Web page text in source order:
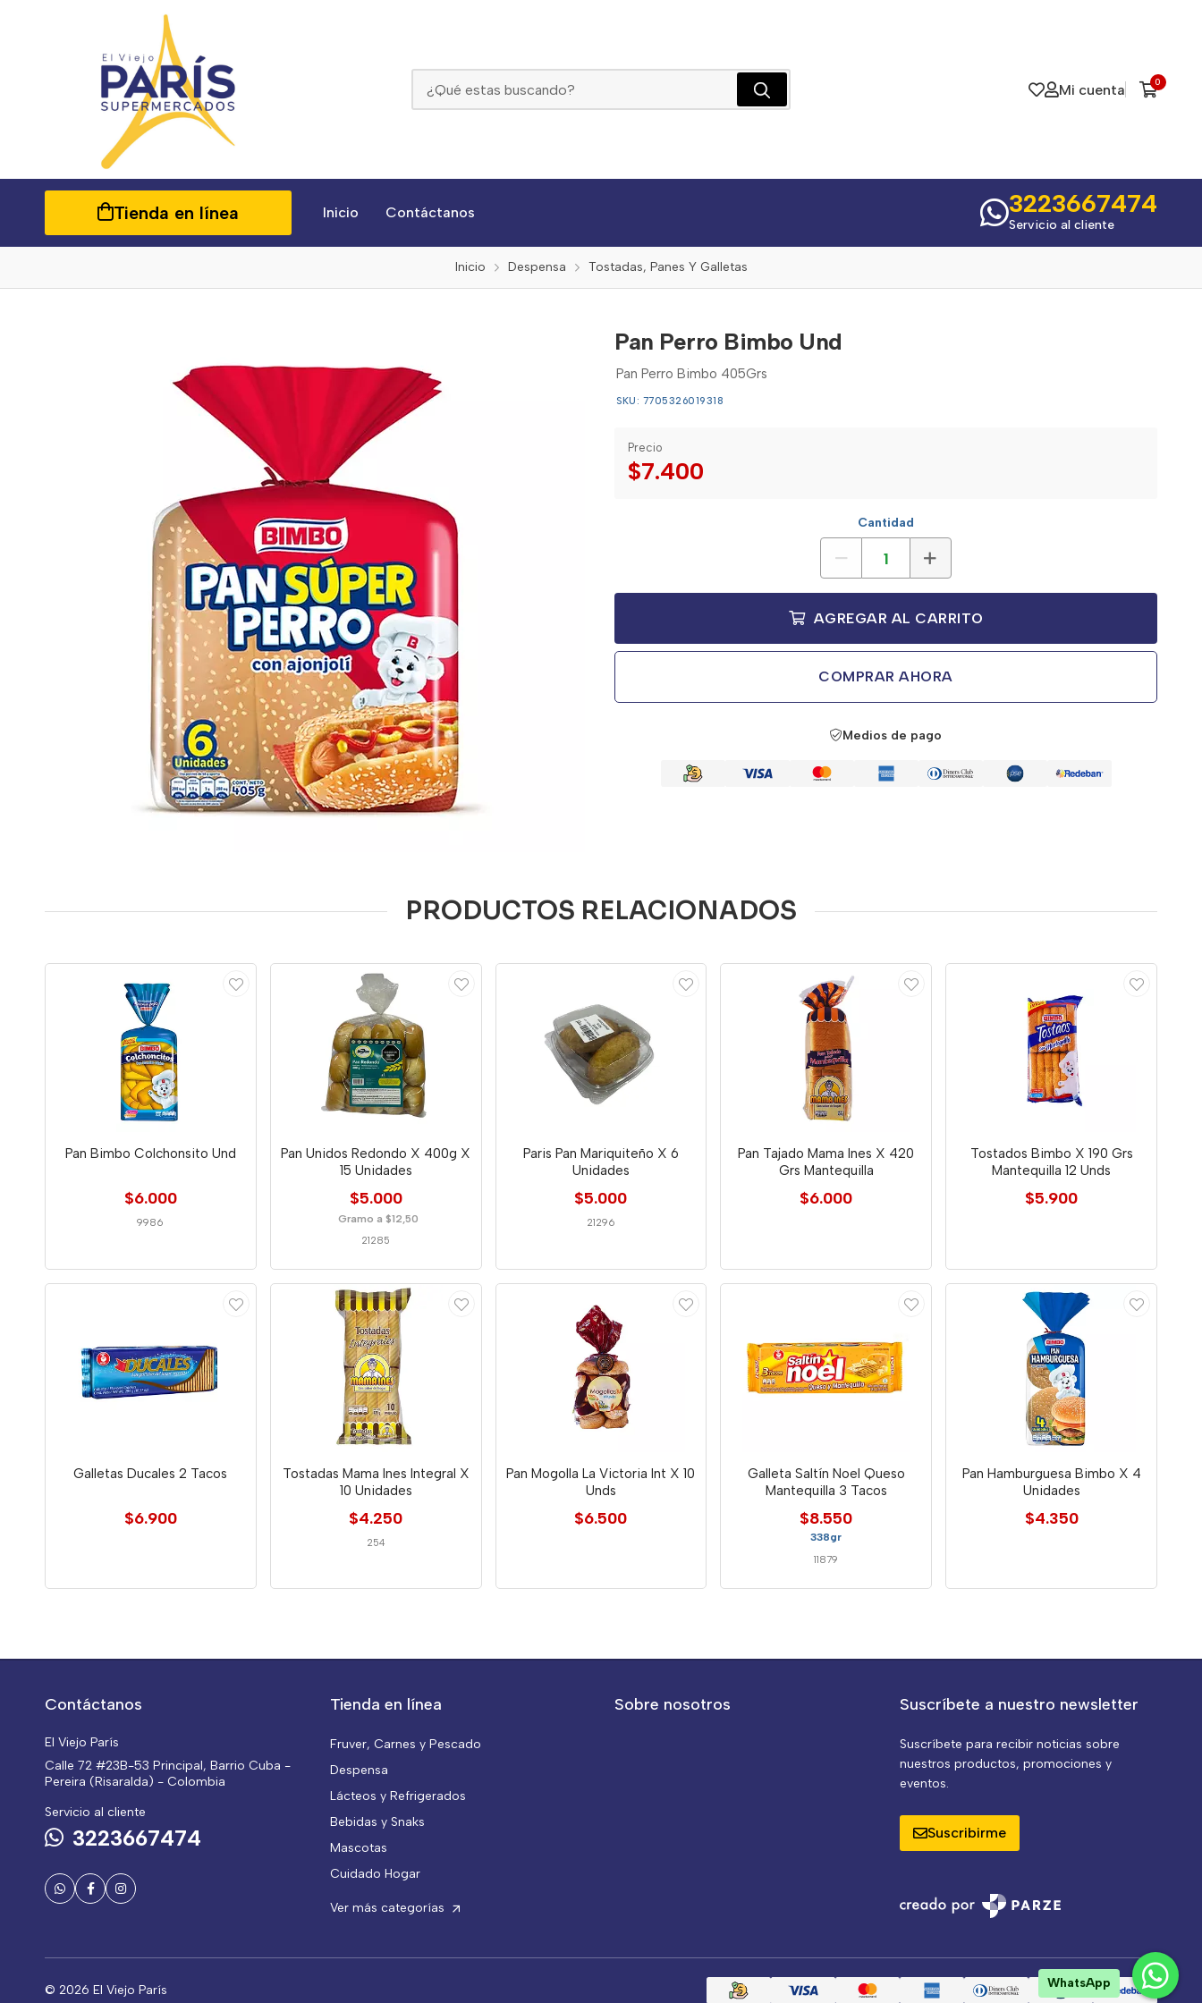
Mi cuenta 0
Tienda en línea Inicio Contáctanos 3223667474
Servicio al cliente
Inicio Despensa Tostadas, Panes Y Galletas
Pan Perro Bimbo Und
Pan Perro Bimbo 405Grs
SKU: 7705326019318
Precio
$7.400
Cantidad
AGREGAR AL CARRITO
COMPRAR AHORA
Medios de pago
PRODUCTOS RELACIONADOS
Pan Bimbo Colchonsito Und
$6.000
9986
Pan Unidos Redondo X 400g X
15 Unidades
$5.000
Gramo a $12,50
21285
Paris Pan Mariquiteño X 6
Unidades
$5.000
21296
Pan Tajado Mama Ines X 420
Grs Mantequilla
$6.000
Tostados Bimbo X 190 Grs
Mantequilla 12 Unds
$5.900
Galletas Ducales 2 Tacos
$6.900
Tostadas Mama Ines Integral X
10 Unidades
$4.250
254
Pan Mogolla La Victoria Int X 10
Unds
$6.500
Galleta Saltín Noel Queso
Mantequilla 3 Tacos
$8.550
338gr
11879
Pan Hamburguesa Bimbo X 4
Unidades
$4.350
Contáctanos
El Viejo París
Calle 72 #23B-53 Principal, Barrio Cuba -
Pereira (Risaralda) - Colombia
Servicio al cliente
3223667474
Tienda en línea
Fruver, Carnes y Pescado
Despensa
Lácteos y Refrigerados
Bebidas y Snaks
Mascotas
Cuidado Hogar
Ver más categorías
Sobre nosotros Suscríbete a nuestro newsletter
Suscríbete para recibir noticias sobre
nuestros productos, promociones y
eventos.
Suscribirme
© 2026 El Viejo París WhatsApp